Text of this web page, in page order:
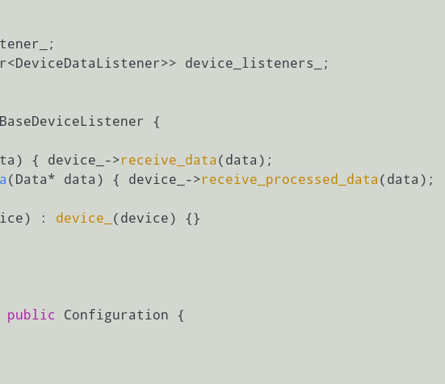
{ device_->receive_data (data);
(Data* data) { device_->receive_processed_data (data);
: device_
public
Configuration {